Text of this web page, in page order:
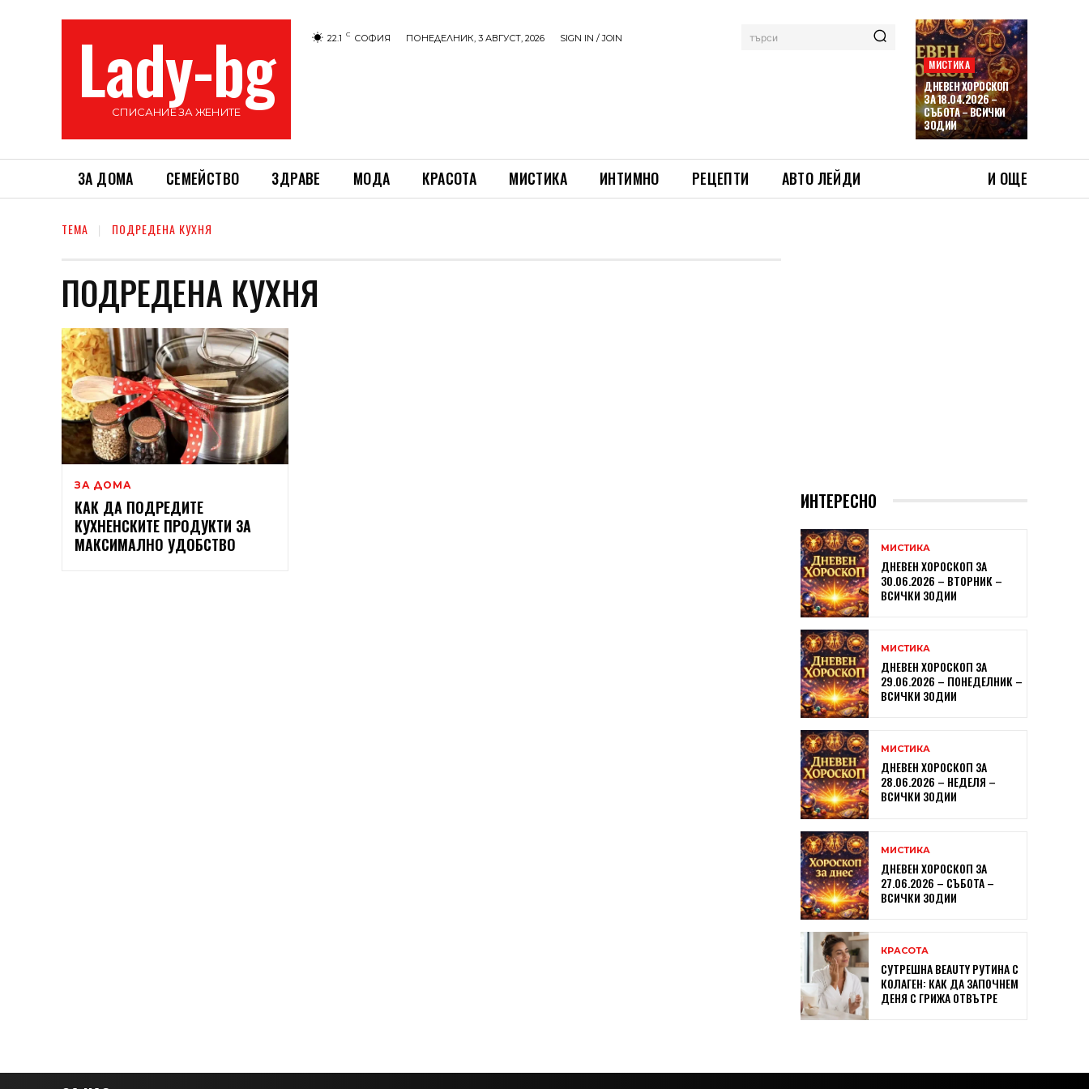
Lady-bg
СПИСАНИЕ ЗА ЖЕНИТЕ
22.1 C СОФИЯ ПОНЕДЕЛНИК, 3 АВГУСТ, 2026 SIGN IN / JOIN търси
МИСТИКА
ДНЕВЕН ХОРОСКОП
ЗА 18.04.2026 –
СЪБОТА – ВСИЧКИ
ЗОДИИ
ЗА ДОМА СЕМЕЙСТВО ЗДРАВЕ МОДА КРАСОТА МИСТИКА ИНТИМНО РЕЦЕПТИ АВТО ЛЕЙДИ И ОЩЕ
ТЕМА ПОДРЕДЕНА КУХНЯ
ПОДРЕДЕНА КУХНЯ
ЗА ДОМА
КАК ДА ПОДРЕДИТЕ
КУХНЕНСКИТЕ ПРОДУКТИ ЗА
МАКСИМАЛНО УДОБСТВО
ИНТЕРЕСНО
МИСТИКА
ДНЕВЕН ХОРОСКОП ЗА
30.06.2026 – ВТОРНИК –
ВСИЧКИ ЗОДИИ
МИСТИКА
ДНЕВЕН ХОРОСКОП ЗА
29.06.2026 – ПОНЕДЕЛНИК –
ВСИЧКИ ЗОДИИ
МИСТИКА
ДНЕВЕН ХОРОСКОП ЗА
28.06.2026 – НЕДЕЛЯ –
ВСИЧКИ ЗОДИИ
МИСТИКА
ДНЕВЕН ХОРОСКОП ЗА
27.06.2026 – СЪБОТА –
ВСИЧКИ ЗОДИИ
КРАСОТА
СУТРЕШНА BEAUTY РУТИНА С
КОЛАГЕН: КАК ДА ЗАПОЧНЕМ
ДЕНЯ С ГРИЖА ОТВЪТРЕ